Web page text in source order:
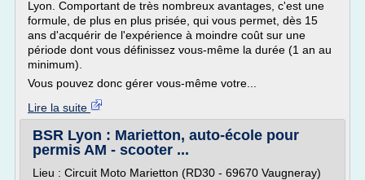
Lyon. Comportant de très nombreux avantages, c'est une
formule, de plus en plus prisée, qui vous permet, dès 15
ans d'acquérir de l'expérience à moindre coût sur une
période dont vous définissez vous-même la durée (1 an au
minimum).
Vous pouvez donc gérer vous-même votre...
Lire la suite
BSR Lyon : Marietton, auto-école pour
permis AM - scooter ...
Lieu : Circuit Moto Marietton (RD30 - 69670 Vaugneray)